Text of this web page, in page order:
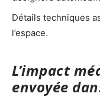
Détails techniques
l’espace.
L’impact
envoyée